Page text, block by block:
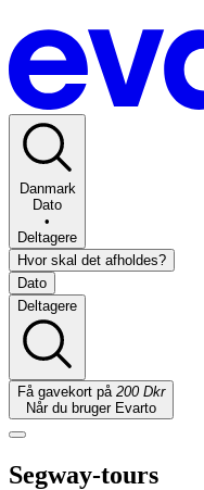
Danmark
Dato
•
Deltagere
Hvor skal det afholdes?
Dato
Deltagere
Få gavekort på 200 Dkr
Når du bruger Evarto
Segway-tours